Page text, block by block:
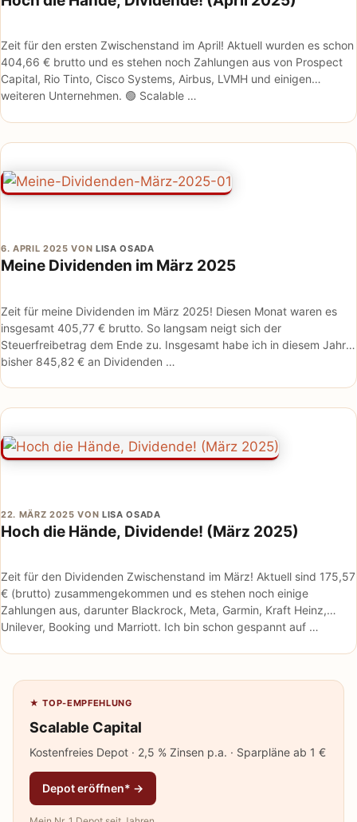
Zeit für den ersten Zwischenstand im April! Aktuell wurden es schon
404,66 € brutto und es stehen noch Zahlungen aus von Prospect
Capital, Rio Tinto, Cisco Systems, Airbus, LVMH und einigen
weiteren Unternehmen. 🟢 Scalable …
Meine Dividenden im März 2025
6. APRIL 2025 VON LISA OSADA
Zeit für meine Dividenden im März 2025! Diesen Monat waren es
insgesamt 405,77 € brutto. So langsam neigt sich der
Steuerfreibetrag dem Ende zu. Insgesamt habe ich in diesem Jahr
bisher 845,82 € an Dividenden …
Hoch die Hände, Dividende! (März 2025)
22. MÄRZ 2025 VON LISA OSADA
Zeit für den Dividenden Zwischenstand im März! Aktuell sind 175,57
€ (brutto) zusammengekommen und es stehen noch einige
Zahlungen aus, darunter Blackrock, Meta, Garmin, Kraft Heinz,
Unilever, Booking und Marriott. Ich bin schon gespannt auf …
★ TOP-EMPFEHLUNG
Scalable Capital
Kostenfreies Depot · 2,5 % Zinsen p.a. · Sparpläne ab 1 €
Depot eröffnen* →